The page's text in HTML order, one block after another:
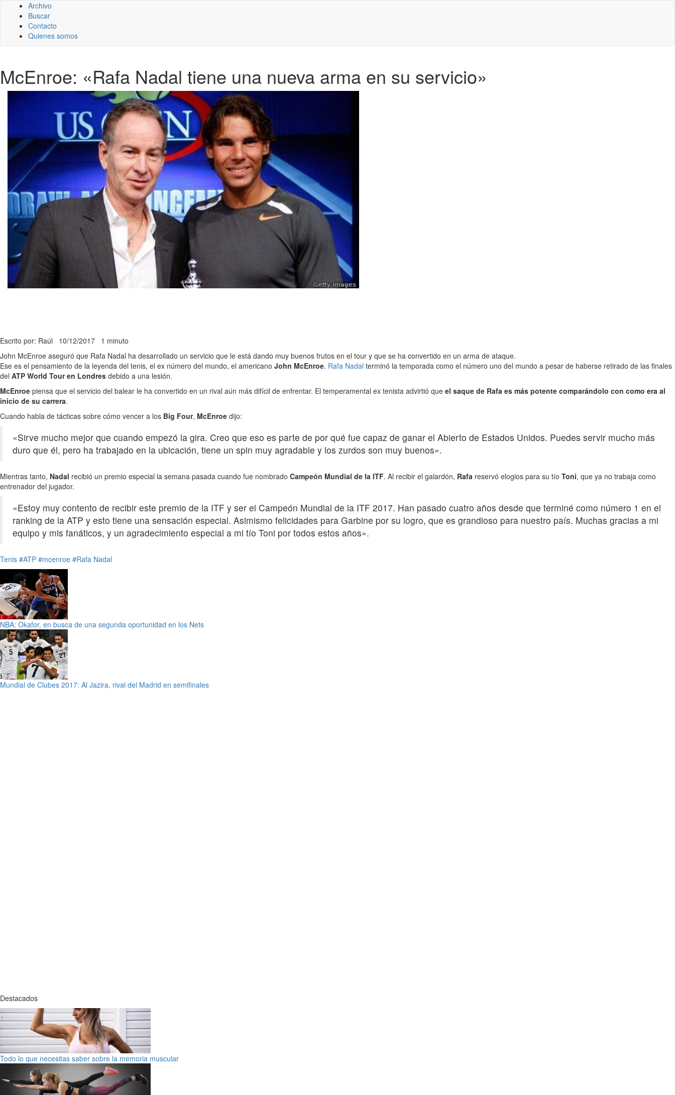
Archivo
Buscar
Contacto
Quienes somos
McEnroe: «Rafa Nadal tiene una nueva arma en su servicio»
Escrito por: Raúl 10/12/2017 1 minuto
John McEnroe aseguró que Rafa Nadal ha desarrollado un servicio que le está dando muy buenos frutos en el tour y que se ha convertido en un arma de ataque.
Ese es el pensamiento de la leyenda del tenis, el ex número del mundo, el americano John McEnroe. Rafa Nadal terminó la temporada como el número uno del mundo a pesar de haberse retirado de las finales
del ATP World Tour en Londres debido a una lesión.
McEnroe piensa que el servicio del balear le ha convertido en un rival aún más difícil de enfrentar. El temperamental ex tenista advirtió que el saque de Rafa es más potente comparándolo con como era al
inicio de su carrera.
Cuando habla de tácticas sobre cómo vencer a los Big Four, McEnroe dijo:
«Sirve mucho mejor que cuando empezó la gira. Creo que eso es parte de por qué fue capaz de ganar el Abierto de Estados Unidos. Puedes servir mucho más
duro que él, pero ha trabajado en la ubicación, tiene un spin muy agradable y los zurdos son muy buenos».
Mientras tanto, Nadal recibió un premio especial la semana pasada cuando fue nombrado Campeón Mundial de la ITF. Al recibir el galardón, Rafa reservó elogios para su tío Toni, que ya no trabaja como
entrenador del jugador.
«Estoy muy contento de recibir este premio de la ITF y ser el Campeón Mundial de la ITF 2017. Han pasado cuatro años desde que terminé como número 1 en el
ranking de la ATP y esto tiene una sensación especial. Asimismo felicidades para Garbine por su logro, que es grandioso para nuestro país. Muchas gracias a mi
equipo y mis fanáticos, y un agradecimiento especial a mi tío Toni por todos estos años».
Tenis #ATP #mcenroe #Rafa Nadal
NBA: Okafor, en busca de una segunda oportunidad en los Nets
Mundial de Clubes 2017: Al Jazira, rival del Madrid en semifinales
Destacados
Todo lo que necesitas saber sobre la memoria muscular